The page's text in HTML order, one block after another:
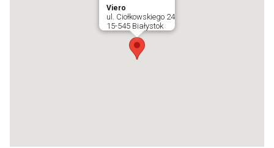
Viero
ul. Ciołkowskiego 24
15-545 Białystok